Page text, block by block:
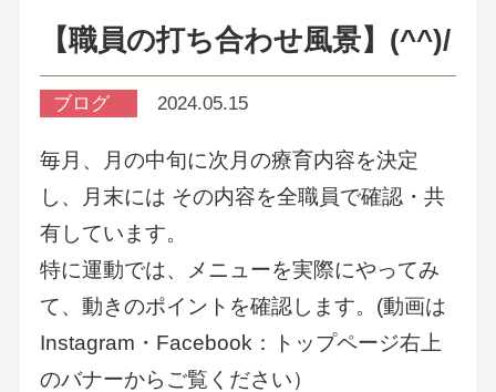
【職員の打ち合わせ風景】(^^)/
ブログ 2024.05.15
毎月、月の中旬に次月の療育内容を決定
し、月末には その内容を全職員で確認・共
有しています。
特に運動では、メニューを実際にやってみ
て、動きのポイントを確認します。(動画は
Instagram・Facebook：トップページ右上
のバナーからご覧ください）